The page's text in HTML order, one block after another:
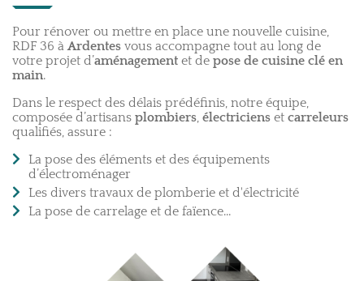
Pour rénover ou mettre en place une nouvelle cuisine,
RDF 36 àArdentes vous accompagne tout au long de
votre projet d’aménagement et de pose de cuisine clé en
main.
Dans le respect des délais prédéfinis, notre équipe,
composée d’artisans plombiers, électriciens et carreleurs
qualifiés, assure :
La pose des éléments et des équipements
d’électroménager
Les divers travaux de plomberie et d'électricité
La pose de carrelage et de faïence...